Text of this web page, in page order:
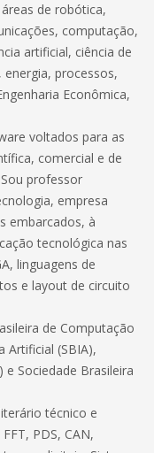
de robótica,
computação,
artificial, ciência de
processos,
Econômica,
voltados para as
comercial e de
professor
empresa
embarcados, à
tecnológica nas
linguagens de
e layout de circuito
de Computação
Artificial (SBIA),
e Sociedade Brasileira
técnico e
PDS, CAN,